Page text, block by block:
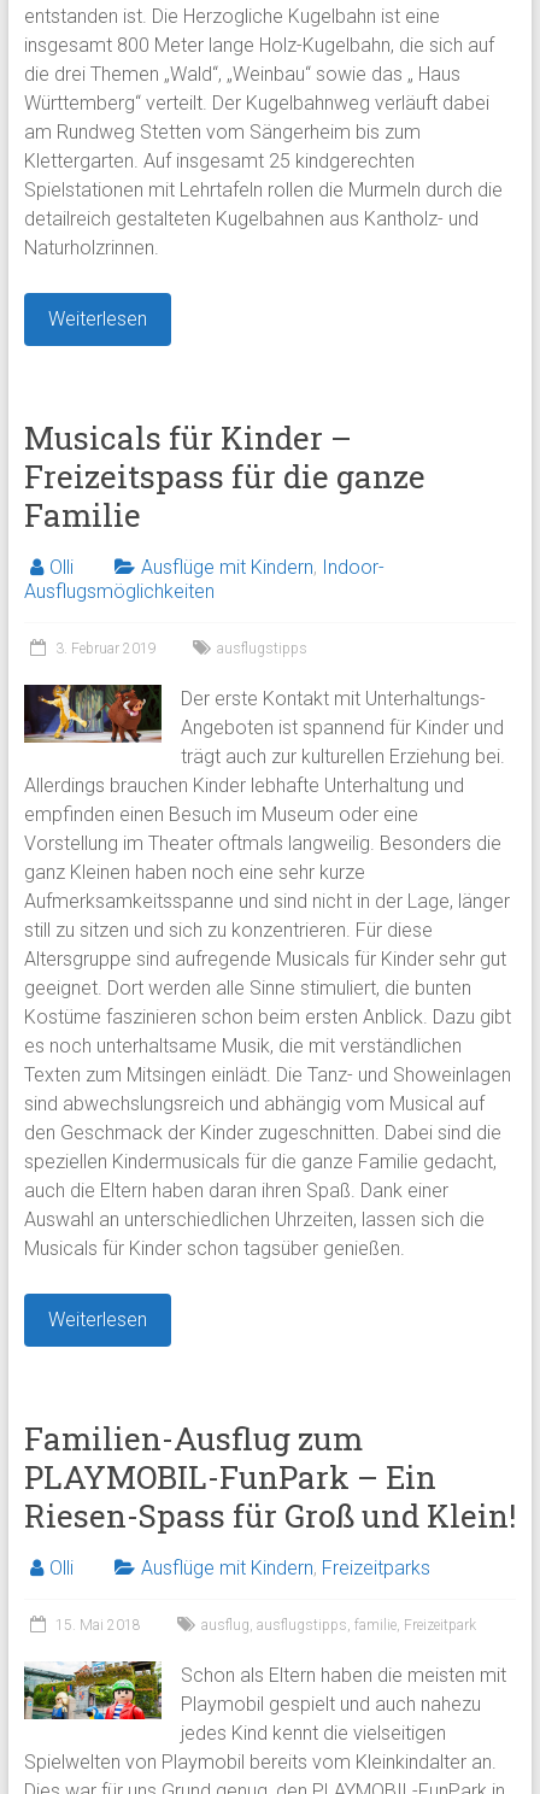
entstanden ist. Die Herzogliche Kugelbahn ist eine
insgesamt 800 Meter lange Holz-Kugelbahn, die sich auf
die drei Themen „Wald“, „Weinbau“ sowie das „ Haus
Württemberg“ verteilt. Der Kugelbahnweg verläuft dabei
am Rundweg Stetten vom Sängerheim bis zum
Klettergarten. Auf insgesamt 25 kindgerechten
Spielstationen mit Lehrtafeln rollen die Murmeln durch die
detailreich gestalteten Kugelbahnen aus Kantholz- und
Naturholzrinnen.
Weiterlesen
Musicals für Kinder –
Freizeitspass für die ganze
Familie
Olli Ausflüge mit Kindern, Indoor-
Ausflugsmöglichkeiten
3. Februar 2019 ausflugstipps
Der erste Kontakt mit Unterhaltungs-
Angeboten ist spannend für Kinder und
trägt auch zur kulturellen Erziehung bei.
Allerdings brauchen Kinder lebhafte Unterhaltung und
empfinden einen Besuch im Museum oder eine
Vorstellung im Theater oftmals langweilig. Besonders die
ganz Kleinen haben noch eine sehr kurze
Aufmerksamkeitsspanne und sind nicht in der Lage, länger
still zu sitzen und sich zu konzentrieren. Für diese
Altersgruppe sind aufregende Musicals für Kinder sehr gut
geeignet. Dort werden alle Sinne stimuliert, die bunten
Kostüme faszinieren schon beim ersten Anblick. Dazu gibt
es noch unterhaltsame Musik, die mit verständlichen
Texten zum Mitsingen einlädt. Die Tanz- und Showeinlagen
sind abwechslungsreich und abhängig vom Musical auf
den Geschmack der Kinder zugeschnitten. Dabei sind die
speziellen Kindermusicals für die ganze Familie gedacht,
auch die Eltern haben daran ihren Spaß. Dank einer
Auswahl an unterschiedlichen Uhrzeiten, lassen sich die
Musicals für Kinder schon tagsüber genießen.
Weiterlesen
Familien-Ausflug zum
PLAYMOBIL-FunPark – Ein
Riesen-Spass für Groß und Klein!
Olli Ausflüge mit Kindern, Freizeitparks
15. Mai 2018 ausflug, ausflugstipps, familie, Freizeitpark
Schon als Eltern haben die meisten mit
Playmobil gespielt und auch nahezu
jedes Kind kennt die vielseitigen
Spielwelten von Playmobil bereits vom Kleinkindalter an.